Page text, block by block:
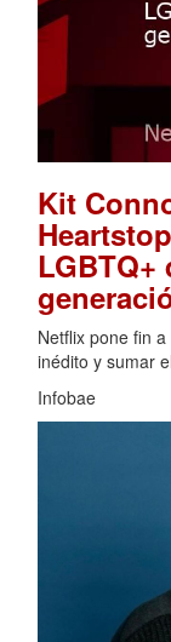
Kit
LGBTQ+
Netflix pone fin
inédito y sumar
Infobae